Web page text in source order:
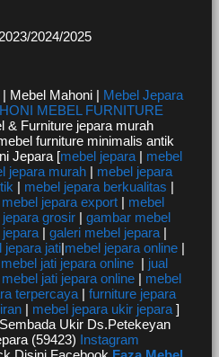
2024/2025
Mebel Mahoni | Mebel Jepara
MEBEL FURNITURE
& Furniture jepara murah
furniture minimalis antik
Jepara [mebel jepara | mebel
jepara murah | mebel jepara
| mebel jepara berkualitas |
mebel jepara export | mebel
grosir | gambar mebel
| galeri mebel jepara|
jepara jati|mebel jepara online|
mebel jati jepara online | jual
mebel jati jepara online | mebel
terpercaya| furniture jepara
| mebel jepara ukir jepara ]
Ukir Ds.Petekeyan
(59423) Instagram